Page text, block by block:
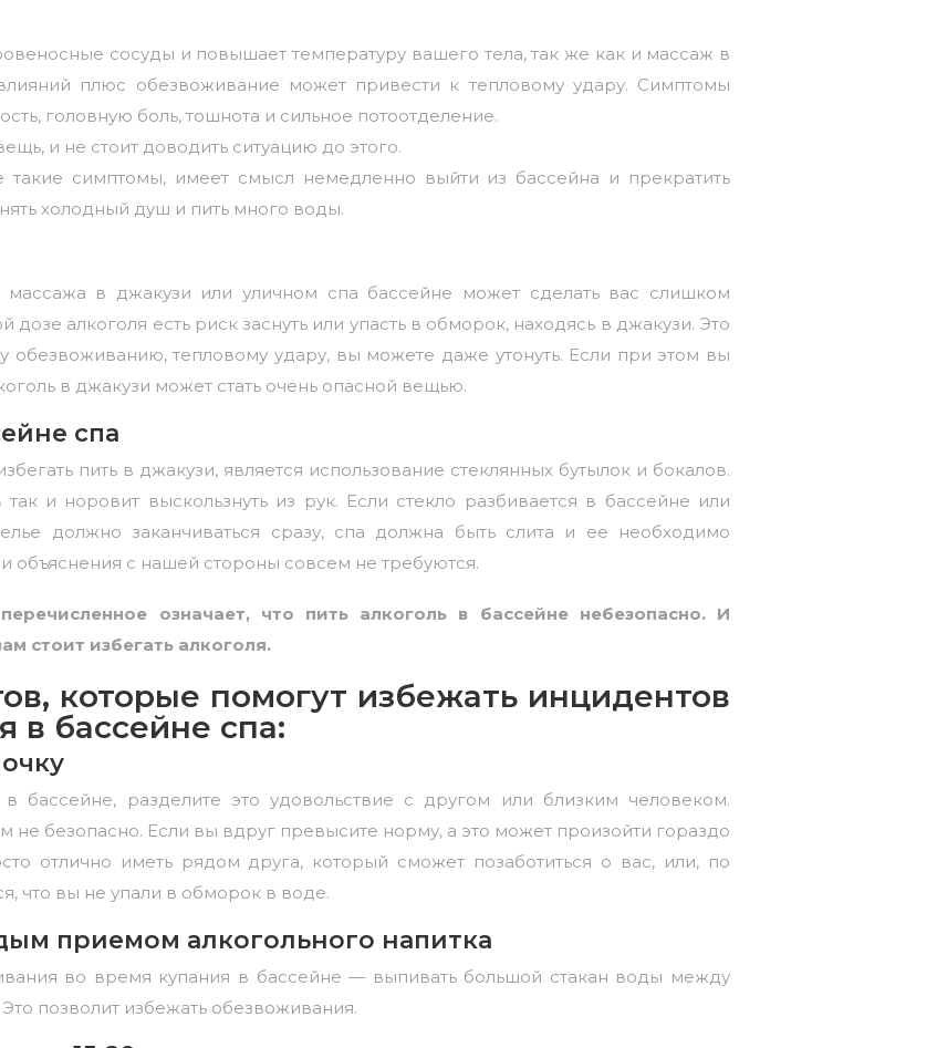
сосуды и повышает температуру вашего тела, так же как и массаж в
плюс обезвоживание может привести к тепловому удару. Симптомы
головную боль, тошнота и сильное потоотделение.
и не стоит доводить ситуацию до этого.
такие симптомы, имеет смысл немедленно выйти из бассейна и прекратить
холодный душ и пить много воды.
массажа в джакузи или уличном спа бассейне может сделать вас слишком
алкоголя есть риск заснуть или упасть в обморок, находясь в джакузи. Это
обезвоживанию, тепловому удару, вы можете даже утонуть. Если при этом вы
в джакузи может стать очень опасной вещью.
спа
пить в джакузи, является использование стеклянных бутылок и бокалов.
так и норовит выскользнуть из рук. Если стекло разбивается в бассейне или
должно заканчиваться сразу, спа должна быть слита и ее необходимо
объяснения с нашей стороны совсем не требуются.
означает, что пить алкоголь в бассейне небезопасно. И
стоит избегать алкоголя.
которые помогут избежать инцидентов
в бассейне спа:
бассейне, разделите это удовольствие с другом или близким человеком.
не безопасно. Если вы вдруг превысите норму, а это может произойти гораздо
отлично иметь рядом друга, который сможет позаботиться о вас, или, по
что вы не упали в обморок в воде.
приемом алкогольного напитка
во время купания в бассейне — выпивать большой стакан воды между
позволит избежать обезвоживания.